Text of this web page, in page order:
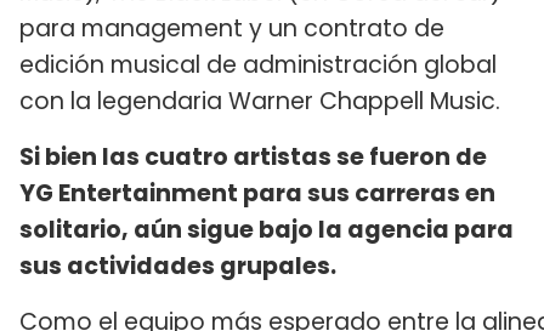
para management y un contrato de
edición musical de administración global
con la legendaria Warner Chappell Music.
Si bien las cuatro artistas se fueron de
YG Entertainment para sus carreras en
solitario, aún sigue bajo la agencia para
sus actividades grupales.
Como el equipo más esperado entre la